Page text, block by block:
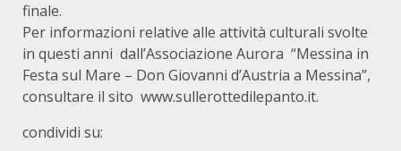
finale.
Per informazioni relative alle attività culturali svolte
in questi anni dall’Associazione Aurora “Messina in
Festa sul Mare – Don Giovanni d’Austria a Messina”,
consultare il sito www.sullerottedilepanto.it.
condividi su: